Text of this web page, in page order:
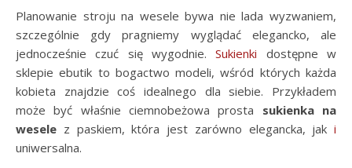
Planowanie stroju na wesele bywa nie lada wyzwaniem,
szczególnie gdy pragniemy wyglądać elegancko, ale
jednocześnie czuć się wygodnie.Sukienki dostępne w
sklepie ebutik to bogactwo modeli, wśród których każda
kobieta znajdzie coś idealnego dla siebie. Przykładem
może być właśnie ciemnobeżowa prosta sukienka na
wesele z paskiem, która jest zarówno elegancka, jak i
uniwersalna.